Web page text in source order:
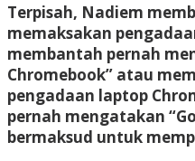
Terpisah, Nadiem
memaksakan
membantah pernah
Chromebook” atau
pengadaan laptop
pernah mengatakan
bermaksud untuk